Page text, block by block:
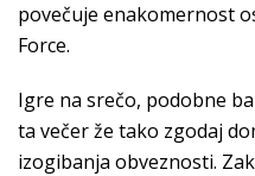
povečuje enakomernost
Force.
Igre na srečo, podobne
ta večer že tako zgodaj
izogibanja obveznosti.